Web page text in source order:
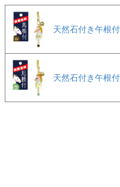
天然石付き午根
天然石付き午根